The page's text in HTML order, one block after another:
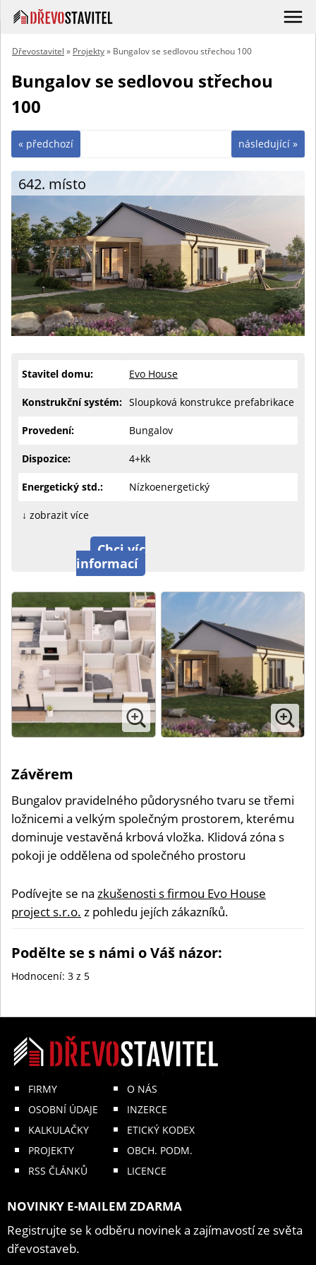
Dřevostavitel » Projekty» Bungalov se sedlovou střechou 100
Bungalov se sedlovou střechou
100
následující »
« předchozí
642. místo
Stavitel domu: Evo House
Konstrukční systém: Sloupková konstrukce prefabrikace
Provedení: Bungalov
Dispozice: 4+kk
Energetický std.: Nízkoenergetický
↓ zobrazit více
Chci víc
informací
Závěrem
Bungalov pravidelného půdorysného tvaru se třemi
ložnicemi a velkým společným prostorem, kterému
dominuje vestavěná krbová vložka. Klidová zóna s
pokoji je oddělena od společného prostoru
Podívejte se na zkušenosti s firmou Evo House
project s.r.o. z pohledu jejích zákazníků.
Podělte se s námi o Váš názor:
Hodnocení: 3 z 5
FIRMY
OSOBNÍ ÚDAJE
KALKULAČKY
PROJEKTY
RSS ČLÁNKŮ
O NÁS
INZERCE
ETICKÝ KODEX
OBCH. PODM.
LICENCE
NOVINKY E-MAILEM ZDARMA
Registrujte se k odběru novinek a zajímavostí ze světa
dřevostaveb.